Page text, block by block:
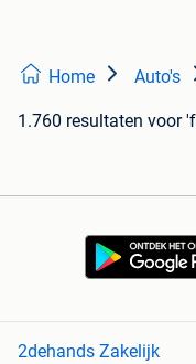
Home Auto's
1.760 resultaten voor
2dehands Zakelijk